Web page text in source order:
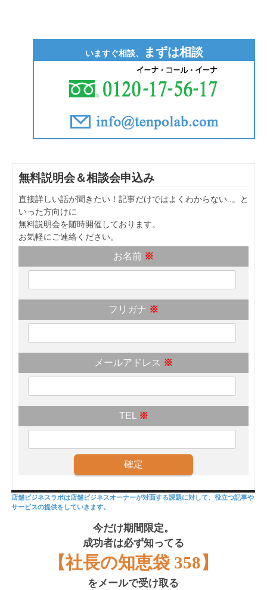
は
いますぐ相談、 まずは相談
無料説明会＆相談会申込み
直接詳しい話が聞きたい！記事だけではよくわからない..。と
いった方向けに
無料説明会を随時開催しております。
お気軽にご連絡ください。
お名前 ※
フリガナ ※
メールアドレス ※
TEL ※
店舗ビジネスラボは店舗ビジネスオーナーが対面する課題に対して、役立つ記事や
サービスの提供をしていきます。
今だけ期間限定。
成功者は必ず知ってる
【社長の知恵袋 358】
をメールで受け取る